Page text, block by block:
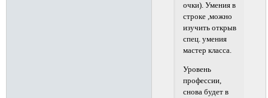
очки). Умения в
строке ,можно
изучить открыв
спец. умения
мастер класса.
Уровень
профессии,
снова будет в